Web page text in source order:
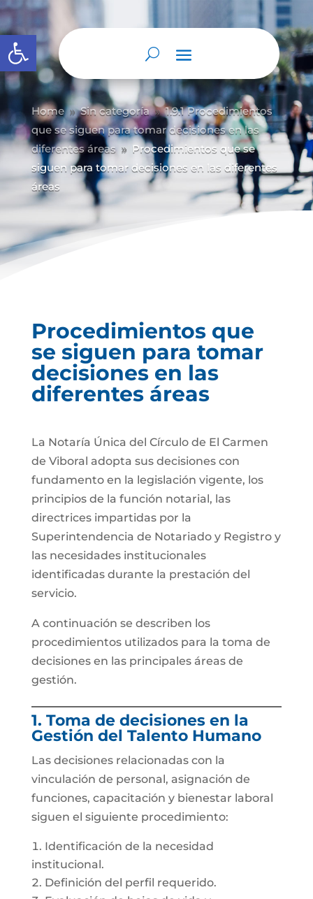
Abrir barra de herramientas
Home 9 Sin categoría 9 1.9.1 Procedimientos
que se siguen para tomar decisiones en las
diferentes áreas 9
Procedimientos que se
siguen para tomar decisiones en las diferentes
áreas
Procedimientos que
se siguen para tomar
decisiones en las
diferentes áreas
La Notaría Única del Círculo de El Carmen
de Viboral adopta sus decisiones con
fundamento en la legislación vigente, los
principios de la función notarial, las
directrices impartidas por la
Superintendencia de Notariado y Registro y
las necesidades institucionales
identificadas durante la prestación del
servicio.
A continuación se describen los
procedimientos utilizados para la toma de
decisiones en las principales áreas de
gestión.
1. Toma de decisiones en la
Gestión del Talento Humano
Las decisiones relacionadas con la
vinculación de personal, asignación de
funciones, capacitación y bienestar laboral
siguen el siguiente procedimiento:
Identificación de la necesidad
institucional.
Definición del perfil requerido.